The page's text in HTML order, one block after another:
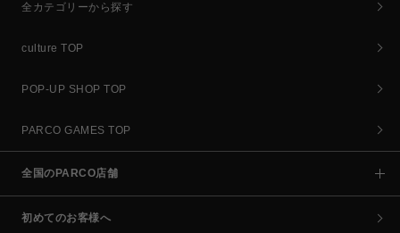
全カテゴリーから探す
culture TOP
POP-UP SHOP TOP
PARCO GAMES TOP
全国のPARCO店舗
初めてのお客様へ